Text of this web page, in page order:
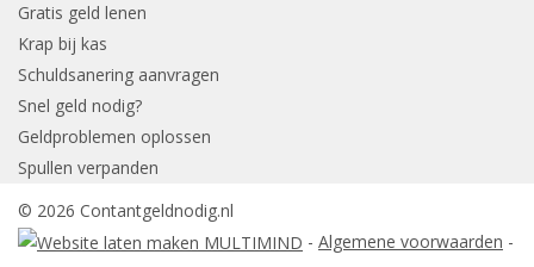
Gratis geld lenen
Krap bij kas
Schuldsanering aanvragen
Snel geld nodig?
Geldproblemen oplossen
Spullen verpanden
© 2026 Contantgeldnodig.nl
- Algemene voorwaarden -